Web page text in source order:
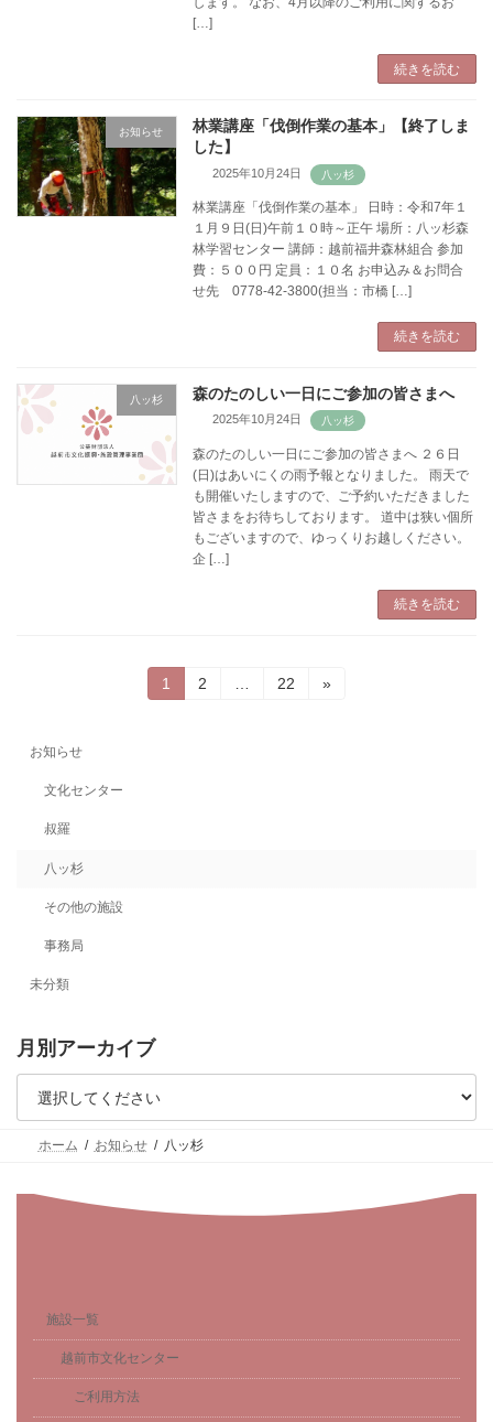
[…]
続きを読む
お知らせ
林業講座「伐倒作業の基本」【終了しま
した】
2025年10月24日
林業講座「伐倒作業の基本」 日時：令和7年１
１月９日(日)午前１０時～正午 場所：八ッ杉森
林学習センター 講師：越前福井森林組合 参加
費：５００円 定員：１０名 お申込み＆お問合
せ先 0778-42-3800(担当：市橋 […]
続きを読む
八ッ杉 森のたのしい一日にご参加の皆さまへ
2025年10月24日
森のたのしい一日にご参加の皆さまへ ２６日
(日)はあいにくの雨予報となりました。 雨天で
も開催いたしますので、ご予約いただきました
皆さまをお待ちしております。 道中は狭い個所
もございますので、ゆっくりお越しください。
企 […]
続きを読む
の
固
定
1
固
2
固
22 »
お知らせ
文化センター
叔羅
八ッ杉
その他の施設
事務局
未分類
月別アーカイブ
ホーム お知らせ 八ッ杉
施設一覧
越前市文化センター
ご利用方法